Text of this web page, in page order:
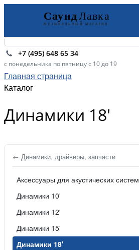
+7 (495) 648 65 34
с понедельника по пятницу с 10 до 19
Главная страница
Каталог
Динамики 18'
← Динамики, драйверы, запчасти
Аксессуары для акустических систем
Динамики 10'
Динамики 12'
Динамики 15'
Динамики 18'